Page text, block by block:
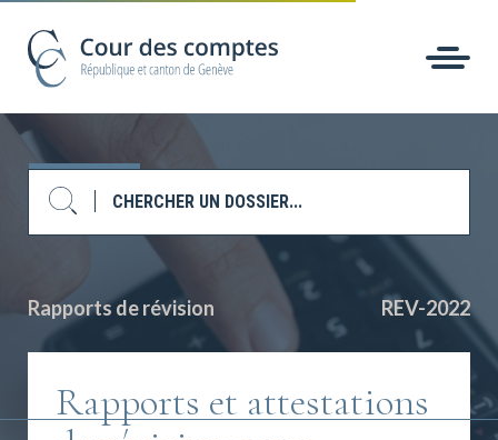
Rapports de révision REV-2022
Rapports et attestations